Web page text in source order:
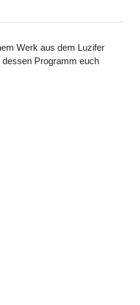
Werk aus dem Luzifer
dessen Programm euch